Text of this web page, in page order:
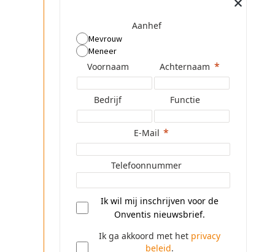
Aanhef
Mevrouw
Meneer
Voornaam Achternaam
Bedrijf Functie
E-Mail
Telefoonnummer
Ik wil mij inschrijven voor de
Onventis nieuwsbrief.
Ik ga akkoord met het privacy
beleid.